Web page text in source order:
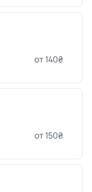
от 140₴
от 150₴